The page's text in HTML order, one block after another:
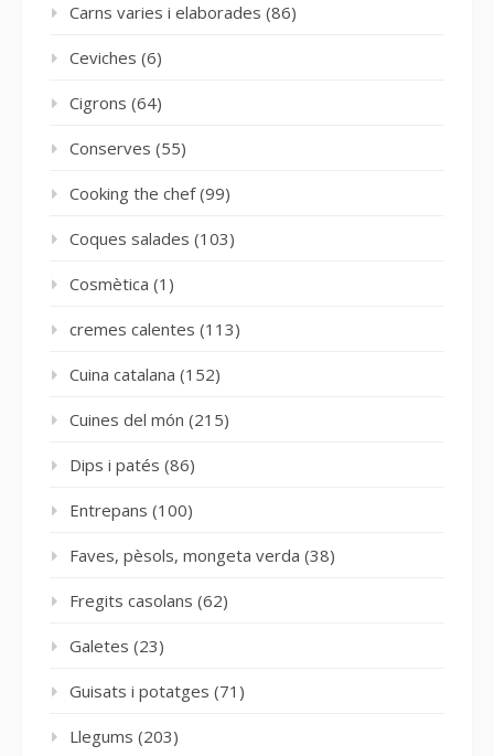
Carns varies i elaborades (86)
Ceviches (6)
Cigrons (64)
Conserves (55)
Cooking the chef(99)
Coques salades (103)
Cosmètica (1)
cremes calentes (113)
Cuina catalana (152)
Cuines del món (215)
Dips i patés (86)
Entrepans (100)
Faves, pèsols, mongeta verda (38)
Fregits casolans (62)
Galetes (23)
Guisats i potatges (71)
Llegums (203)